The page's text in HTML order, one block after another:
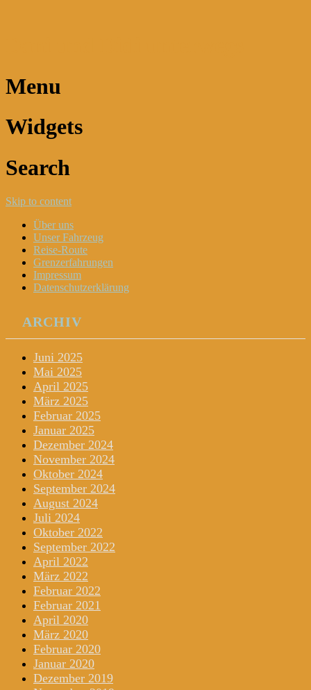
Menu
Widgets
Search
Skip to content
Über uns
Unser Fahrzeug
Reise-Route
Grenzerfahrungen
Impressum
Datenschutzerklärung
ARCHIV
Juni 2025
Mai 2025
April 2025
März 2025
Februar 2025
Januar 2025
Dezember 2024
November 2024
Oktober 2024
September 2024
August 2024
Juli 2024
Oktober 2022
September 2022
April 2022
März 2022
Februar 2022
Februar 2021
April 2020
März 2020
Februar 2020
Januar 2020
Dezember 2019